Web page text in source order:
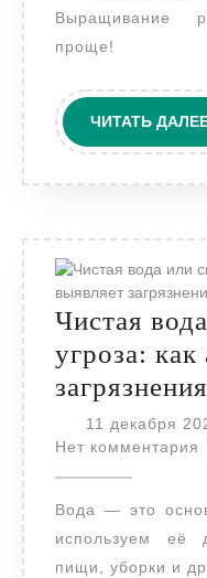
Выращивание
проще!
ЧИТАТЬ
Чистая
угроза: как
11 декабря
Нет комментария
Вода — это основа жизни. Каждый день мы
используем её
пищи, уборки и